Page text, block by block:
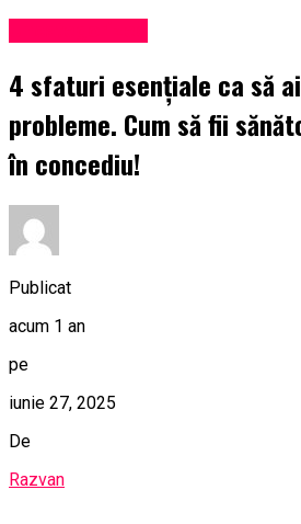
4 sfaturi esențiale ca să
probleme. Cum să fii
în concediu!
Publicat
acum 1 an
pe
iunie 27, 2025
De
Razvan